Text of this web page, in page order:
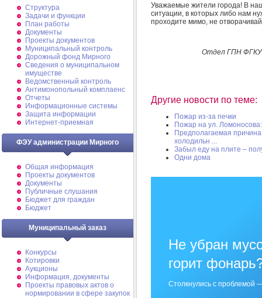
Структура
Задачи и функции
План работы
Документы
Проекты документов
Муниципальный контроль
Дорожный фонд Мирного
Cведения о муниципальном
имуществе
Ведомственный контроль
Антимонопольный комплаенс
Отчеты
Информационные системы
Защита информации
Интернет-приемная
ФЭУ администрации Мирного
Общая информация
Проекты документов
Документы
Публичные слушания
Бюджет для граждан
Бюджет
Муниципальный заказ
Конкурсы
Котировки
Аукционы
Информация, документы
Проекты правовых актов о
нормировании в сфере закупок
Уважаемые жители города! В
ситуации, в которых либо нам
проходите мимо, не
Отдел ГПН ФГКУ
Другие новости по теме:
Пожар из-за печки
Пожар на ул.
Предполагаемая
холодильн ...
Забыл еду на плите –
Одни дома
Не убран
горит
Столкнулись с проблемой